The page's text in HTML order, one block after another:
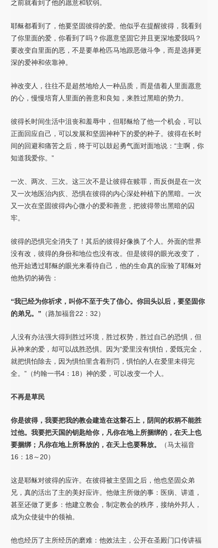
之前就看到了他的愿意和软弱。
耶稣都看到了，他要坚固彼得的爱。他似乎在提醒彼得，我看到
了你里面的爱，你看到了吗？你愿意坚固它并且更深地爱我吗？
要改变自里面的恶，不是要单枪匹马地跟恶做斗争，而是选择更
深的爱神和依靠神。
神改变人，往往不是超然地给人一种品质，而是借着人里面愿意
的心，慢慢培育人里面的善意和良知，来胜过黑暗的势力。
彼得长时间生活中沮丧和羞辱中，但耶稣给了他一个机会，可以
正面回应自己，可以发展和坚固神种下的爱的种子。彼得在长时
间的回避和痛苦之后，终于可以鼓起勇气面对面地说：“主啊，你
知道我爱你。”
一次、两次、三次。这三次不是让彼得在赎罪，而反倒是在一次
又一次地医治内疚、恐惧在彼得的内心深处种植下的黑暗。一次
又一次在坚固彼得内心微小的爱和善意，把彼得带出黑暗的囚
牢。
彼得的恐惧完全消失了！其后的彼得好像换了个人。外面的世界
没有改，彼得的身份和地位也没有改。但是彼得的眼光改变了，
他开始透过耶稣的眼光来看待自己，他的生命真的应验了耶稣对
他热切的祷告：
“我已经为你祈求，叫你不至于失了信心。你回头以后，要坚固你
的弟兄。 ” （路加福音22：32）
人没有办法强大得到胜过环境，胜过权势，胜过自己的恐惧，但
从神来的爱，却可以战胜恐惧。因为“爱里没有惧怕，爱既完全，
就把惧怕除去，因为惧怕里含着刑罚，惧怕的人在爱里未得完
全。”（约翰一书4：18）神的爱，可以改变一个人。
不再是草民
你是彼得，我要把我的教会建造在这磐石上，阴间的权柄不能胜
过他。我要把天国的钥匙给你，凡你在地上所捆绑的，在天上也
要捆绑；凡你在地上所释放的，在天上也要释放。
（马太福音
16：18～20）
这是耶稣对彼得的应许。在彼得被主坚固之后，他也坚固众弟
兄，真的活出了主的美好应许。他做主所做的事：医病、讲道，
甚至还做了更多：他建立教会，制定教会的秩序，接纳外邦人，
成为众使徒中的领袖。
他也经历了主所经历的磨难：他效法主，公开在圣殿门口传讲福